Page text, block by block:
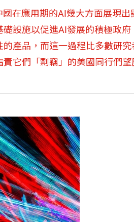
在應用期的AI幾大方面展現出
設施以促進AI發展的積極政
產品，而這一過程比多數研
它們「剽竊」的美國同行們望